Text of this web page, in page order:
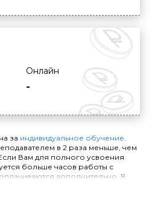
Онлайн
-
за индивидуальное обучение
в 2 раза меньше, чем
Вам для полного усвоения
больше часов работы с
дополнительно. В
необходимых часов